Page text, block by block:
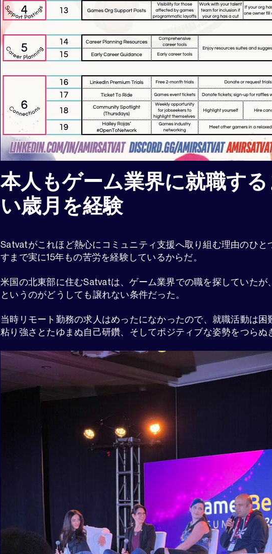
本人もゲーム業界に就職す
い歳月を経験
Satvatがこれほど熱心にコミュニティ支援へ取り組む理由のひと
すまで実に15年もの苦労を経験しているからだ。
米国の北東部に住むSatvatは、ゲーム業界での職を探していたが
というのがどうしても譲れない条件だった。
当時リモート勤務の求人はめったになかったので、就職活動は困
粘り強さとたゆまぬ自己研鑽、そしてポジティブな姿勢をつらぬ